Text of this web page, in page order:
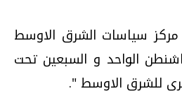
مركز سياسات الشرق الاوسط
الواحد و السبعين تحت
للشرق الاوسط ".